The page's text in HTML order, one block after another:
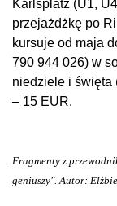
Karlsplatz (U1,
przejażdżkę po
kursuje od maja
790 944 026) w
niedziele i święta
– 15 EUR.
Fragmenty z
geniuszy". Autor: